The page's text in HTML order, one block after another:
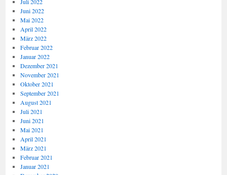
Juli 2022
Juni 2022
Mai 2022
April 2022
März 2022
Februar 2022
Januar 2022
Dezember 2021
November 2021
Oktober 2021
September 2021
August 2021
Juli 2021
Juni 2021
Mai 2021
April 2021
März 2021
Februar 2021
Januar 2021